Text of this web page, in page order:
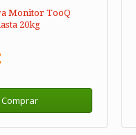
Monitor TooQ
20kg
Comprar